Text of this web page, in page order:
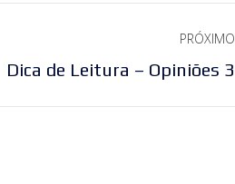
PRÓXIMO
Dica de Leitura – Opiniões 3